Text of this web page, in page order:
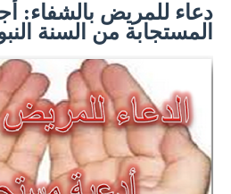
دعاء للمريض بالشفاء:
المستجابة من السنة